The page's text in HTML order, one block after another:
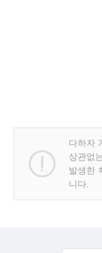
다하자
상관없
발생한
니다.